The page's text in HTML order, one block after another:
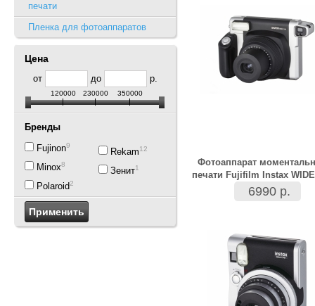
печати
Пленка для фотоаппаратов
Цена
от до р.
120000 230000 350000
Бренды
Fujinon9
Minox8
Polaroid2
Rekam12
Зенит1
Фотоаппарат
печати Fujifilm Instax
6990 р.